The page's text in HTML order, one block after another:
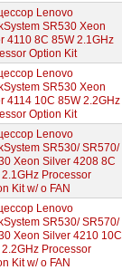
Lenovo
SR530 Xeon
4110 8C 85W 2.1GHz
Option Kit
Lenovo
SR530 Xeon
4114 10C 85W 2.2GHz
Option Kit
Lenovo
SR530/ SR570/
Xeon Silver 4208 8C
Processor
Kit w/ o FAN
Lenovo
SR530/ SR570/
Xeon Silver 4210 10C
Processor
Kit w/ o FAN